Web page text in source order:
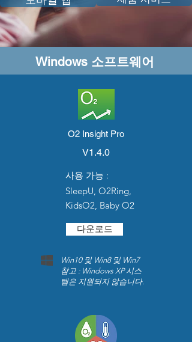
Windows 소프트웨어
O2 Insight Pro
V1.4.0
사용 가능 :
SleepU, O2Ring,
KidsO2, Baby O2
다운로드
Win10 및 Win8 및 Win7
참고 : Windows XP 시스
템은 지원되지 않습니다.